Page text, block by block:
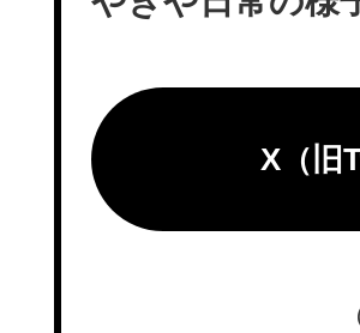
X（旧